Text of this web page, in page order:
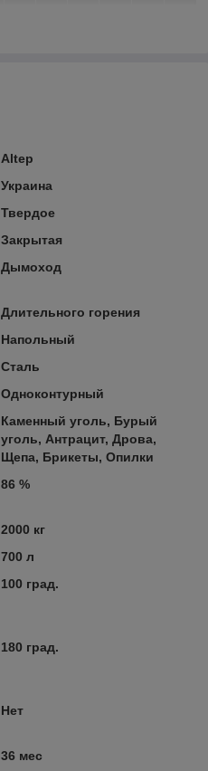
Altep
Украина
Твердое
Закрытая
Дымоход
Длительного горения
Напольный
Сталь
Одноконтурный
Каменный уголь, Бурый
уголь, Антрацит, Дрова,
Щепа, Брикеты, Опилки
86 %
2000 кг
700 л
100 град.
180 град.
Нет
36 мес